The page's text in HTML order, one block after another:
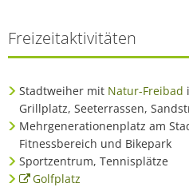
Freizeitaktivitäten
Stadtweiher mit Natur-Freibad
Grillplatz, Seeterrassen,
Mehrgenerationenplatz am
Fitnessbereich und Bikepark
Sportzentrum, Tennisplätze
Golfplatz